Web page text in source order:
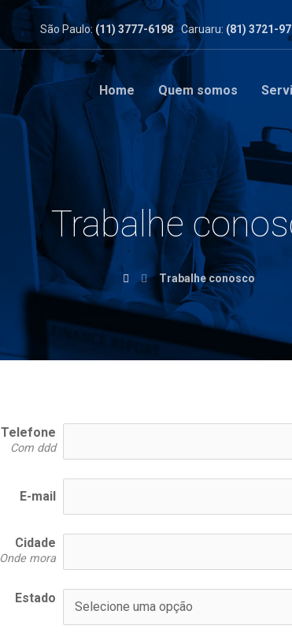
Caruaru: (81) 3721-
São Paulo: (11) 3777-6198
Home Quem somos
Trabalhe
Trabalhe conosco
Telefone
Com ddd
E-mail
Cidade
Onde mora
Estado